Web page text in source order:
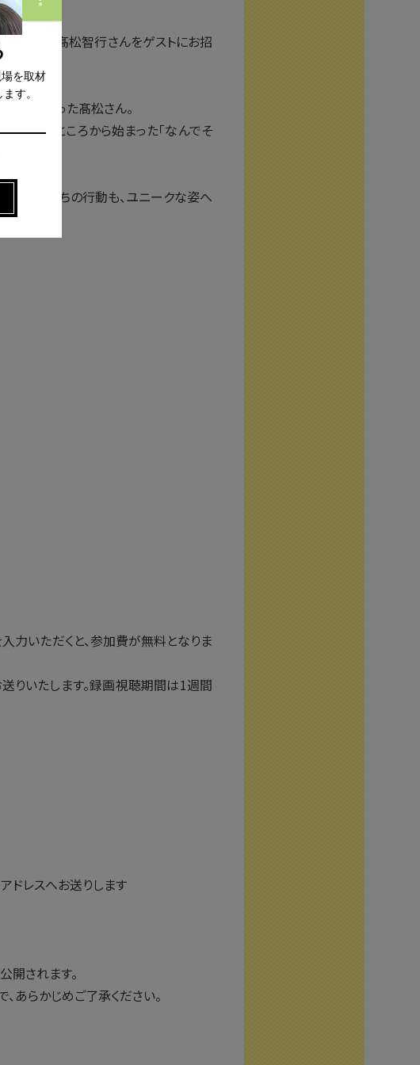
室で働く髙松智行さんをゲストにお招
ようになった髙松さん。
え直すところから始まった「なんでそ
子どもたちの行動も、ユニークな姿へ
力いただくと、参加費が無料となりま
りいたします。録画視聴期間は1週間
ドレスへお送りします
開されます。
あらかじめご了承ください。
を取材
す。